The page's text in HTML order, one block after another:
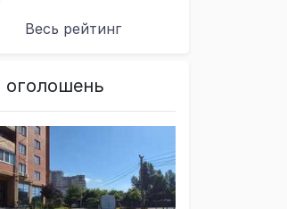
Весь рейтинг
оголошень